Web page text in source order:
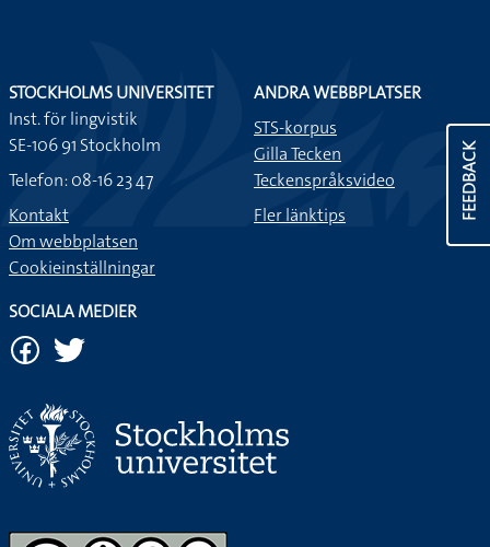
FEEDBACK
STOCKHOLMS UNIVERSITET
Inst. för lingvistik
SE-106 91 Stockholm
Telefon: 08-16 23 47
Kontakt
Om webbplatsen
Cookieinställningar
ANDRA WEBBPLATSER
STS-korpus
Gilla Tecken
Teckenspråksvideo
Fler länktips
SOCIALA MEDIER